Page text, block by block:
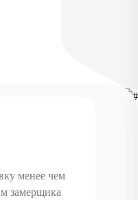
менее чем
замерщика